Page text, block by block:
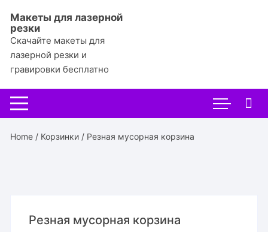
содержимому
Макеты для лазерной
резки
Скачайте макеты для
лазерной резки и
гравировки бесплатно
Home / Корзинки / Резная мусорная корзина
Резная мусорная корзина